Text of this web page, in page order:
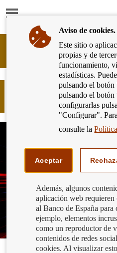
Mostrar
Cliente
Bancario
Banco
España
Eurosistema,
El próximo día 9
inmediatos
Aviso de cookies.
Este sitio o
propias y de
funcionamiento,
estadísticas.
pulsando el
pulsando el botón
configurarlas
"Configurar".
consulte la
Aceptar
Además, algunos
aplicación web requieren
al Banco de España
ejemplo, elementos
como un reproductor de
contenidos de redes
cookies. Al visualizar